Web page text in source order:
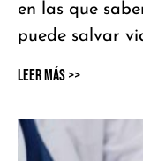
en las que
puede salvar
Leer Más >>